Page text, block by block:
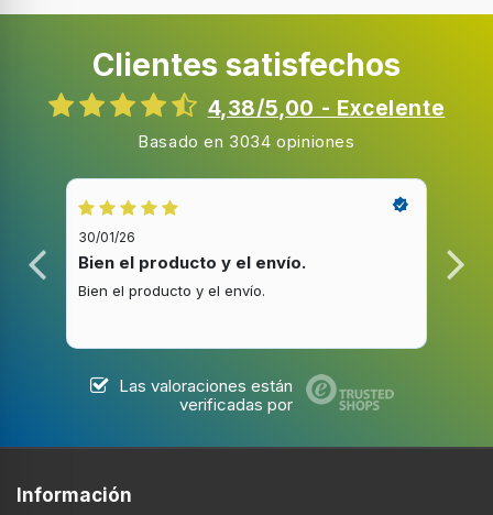
Tipo de instalación
Selector de la intensidad del agua
Tipo de producto
Máquina espresso
Capacidad de reservorio de agua
Granos de café, De café molido
Funciones y programas de cocina
Múltiples bebidas
Clientes satisfechos
4,38/5,00 - Excelente
Basado en 3034 opiniones
30/01/26
Bien el producto y el envío.
Bien el producto y el envío.
Las valoraciones están
verificadas por
Información